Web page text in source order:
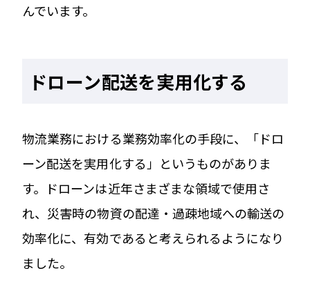
んでいます。
ドローン配送を実用化する
物流業務における業務効率化の手段に、「ドロ
ーン配送を実用化する」というものがありま
す。ドローンは近年さまざまな領域で使用さ
れ、災害時の物資の配達・過疎地域への輸送の
効率化に、有効であると考えられるようになり
ました。